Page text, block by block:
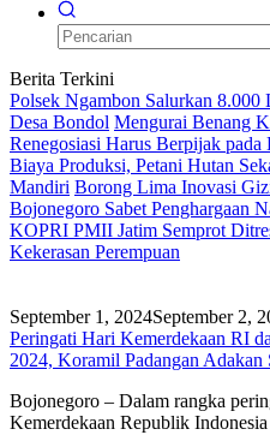
Berita Terkini
Polsek Ngambon Salurkan
Desa Bondol Mengurai Benang
Renegosiasi Harus Berpijak
Biaya Produksi, Petani Hutan
Mandiri Borong Lima Inovasi
Bojonegoro Sabet Penghargaan
KOPRI PMII Jatim Semprot
Kekerasan Perempuan
September 1, 2024September 2,
Peringati Hari Kemerdekaan RI
2024, Koramil Padangan Adakan
Bojonegoro – Dalam rangka
Kemerdekaan Republik